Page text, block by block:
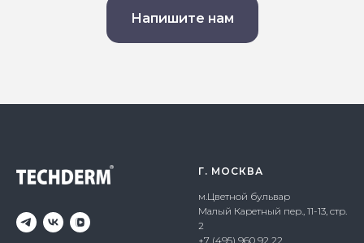
Напишите нам
Г. МОСКВА
м.Цветной бульвар
Малый Каретный пер., 11-13, стр.
2
+7 (495) 960 92 22